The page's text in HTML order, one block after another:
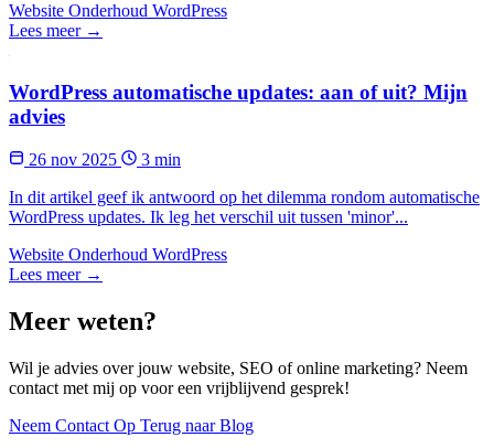
Website Onderhoud WordPress
Lees meer →
WordPress automatische updates: aan of uit? Mijn
advies
26 nov 2025
3 min
In dit artikel geef ik antwoord op het dilemma rondom automatische
WordPress updates. Ik leg het verschil uit tussen 'minor'...
Website Onderhoud WordPress
Lees meer →
Meer weten?
Wil je advies over jouw website, SEO of online marketing? Neem
contact met mij op voor een vrijblijvend gesprek!
Neem Contact Op Terug naar Blog